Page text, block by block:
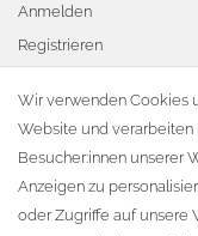
Anmelden
Registrieren
Warenkorb
Zur Kasse
KONTAKT
Fa. Steffen Jost
Wir verwenden Cookies
Website und
Besucher:innen unserer
Anzeigen zu
oder Zugriffe auf unsere